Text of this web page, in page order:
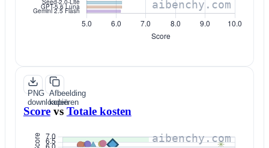
PNG
downloaden
Afbeelding
kopiëren
Score vs Totale kosten